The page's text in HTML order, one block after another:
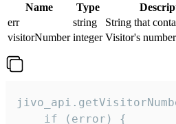
Name Type
err
string
String that
visitorNumber integer Visitor's number
    if (error) {